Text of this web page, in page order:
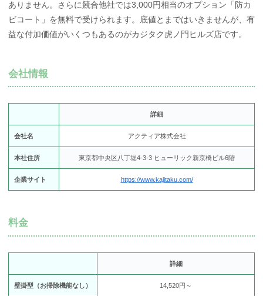
ありません。さらに競合他社では3,000円相当のオプション「防カ
ビコート」を無料で受けられます。底値とまではいきませんが、有
益な付加価値がいくつもあるのがカジタク虎ノ門ヒルズ店です。
会社情報
詳細
会社名 アクティア株式会社
本社住所 東京都中央区八丁堀4-3-3 ヒューリック新京橋ビル6階
企業サイト https://www.kajitaku.com/
料金
詳細
壁掛型（お掃除機能なし） 14,520円～